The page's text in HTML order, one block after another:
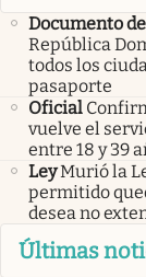
Documento
República
todos los
pasaporte
Oficial
vuelve el
entre 18 y 39
LeyMurió la
permitido
desea no
Últimas